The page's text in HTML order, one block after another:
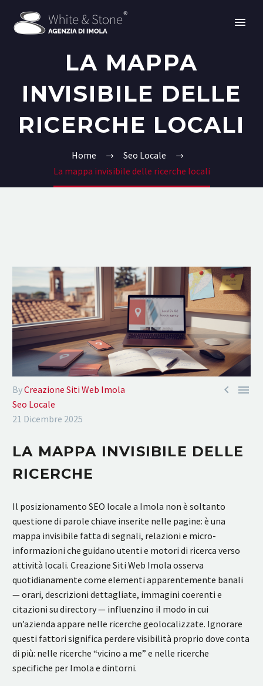
LA MAPPA
INVISIBILE DELLE
RICERCHE LOCALI
Home
Seo Locale
La mappa invisibile delle ricerche locali
 
ByCreazione Siti Web Imola
Seo Locale
21 Dicembre 2025
LA MAPPA INVISIBILE DELLE
RICERCHE
Il posizionamento SEO locale a Imola non è soltanto
questione di parole chiave inserite nelle pagine: è una
mappa invisibile fatta di segnali, relazioni e micro-
informazioni che guidano utenti e motori di ricerca verso
attività locali. Creazione Siti Web Imola osserva
quotidianamente come elementi apparentemente banali
— orari, descrizioni dettagliate, immagini coerenti e
citazioni su directory — influenzino il modo in cui
un’azienda appare nelle ricerche geolocalizzate. Ignorare
questi fattori significa perdere visibilità proprio dove conta
di più: nelle ricerche “vicino a me” e nelle ricerche
specifiche per Imola e dintorni.